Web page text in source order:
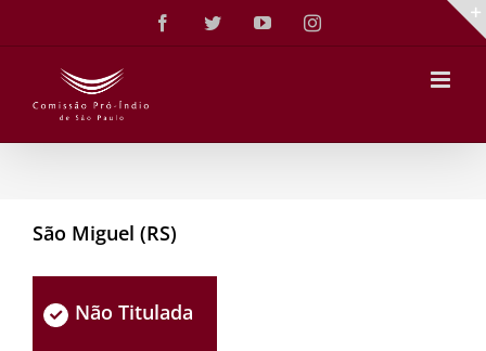
conteúdo
FacebookTwitterYouTubeInstagram
São Miguel (RS)
Não Titulada